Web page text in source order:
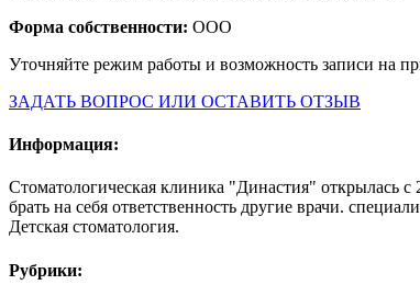
Форма собственности: ООО
Уточняйте режим работы и возможность записи на
ЗАДАТЬ ВОПРОС ИЛИ ОСТАВИТЬ ОТЗЫВ
Информация:
Стоматологическая клиника "Династия" открылась
брать на себя ответственность другие врачи.
Детская стоматология.
Рубрики: